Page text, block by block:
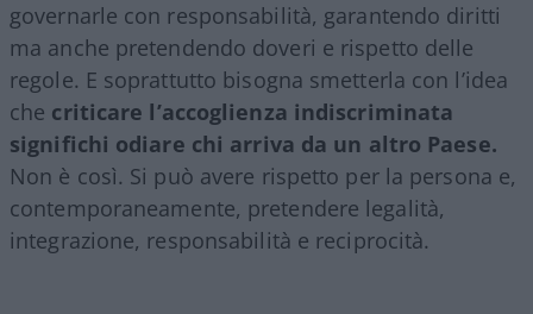
governarle con responsabilità, garantendo diritti
ma anche pretendendo doveri e rispetto delle
regole. E soprattutto bisogna smetterla con l’idea
che criticare l’accoglienza indiscriminata
significhi odiare chi arriva da un altro Paese.
Non è così. Si può avere rispetto per la persona e,
contemporaneamente, pretendere legalità,
integrazione, responsabilità e reciprocità.